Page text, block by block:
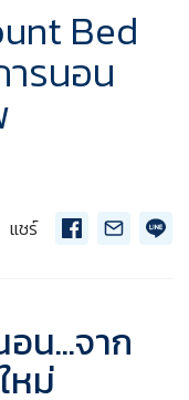
Bed
ารนอน
แชร์
น...จาก
หม่